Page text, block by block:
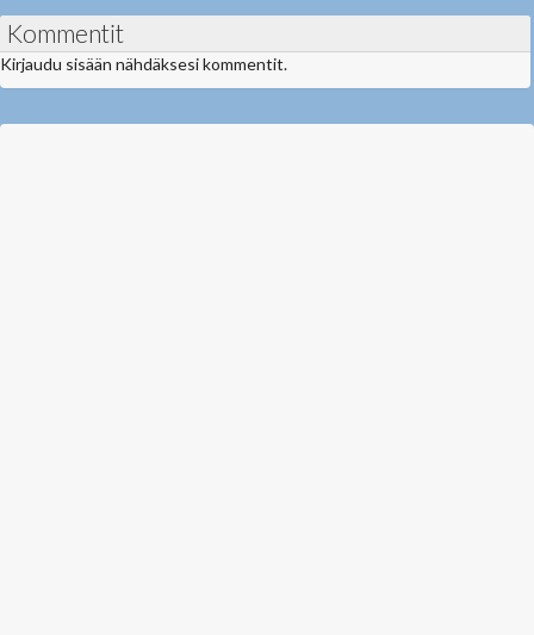
Kommentit
Kirjaudu sisään nähdäksesi kommentit.